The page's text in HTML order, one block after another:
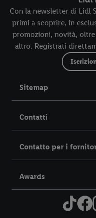
Con la newsletter di Lidl
primi a scoprire, in
promozioni, novità,
altro. Registrati
Sitemap
Contatti
Contatto per i
Awards
momento con effetto per il
disponibili qui.